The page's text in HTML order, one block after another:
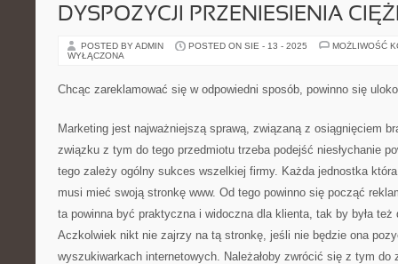
DYSPOZYCJI PRZENIESIENIA
POSTED BY ADMIN POSTED ON SIE - 13 - 2025
MOŻLIWOŚĆ
WYŁĄCZONA
Chcąc zareklamować się w odpowiedni sposób, powinno się
Marketing jest najważniejszą sprawą, związaną z osiągnięciem
związku z tym do tego przedmiotu trzeba podejść niesłychanie
tego zależy ogólny sukces wszelkiej firmy. Każda jednostka
musi mieć swoją stronkę www. Od tego powinno się począć
ta powinna być praktyczna i widoczna dla klienta, tak by była też
Aczkolwiek nikt nie zajrzy na tą stronkę, jeśli nie będzie ona
wyszukiwarkach internetowych. Należałoby zwrócić się z tym do